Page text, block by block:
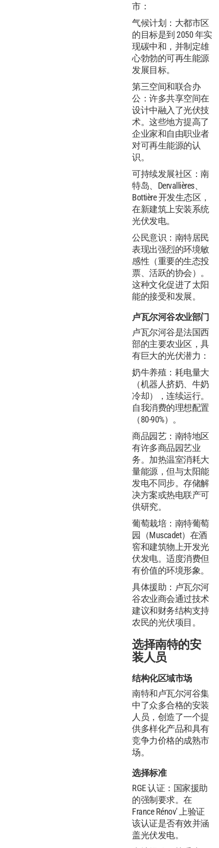
市：
气候计​​划：大都市区
的目标是到 2050 年实
现碳中和，并制定雄
心勃勃的可再生能源
发展目标。
第三空间和联合办
公：许多共享空间在
设计中融入了光伏技
术。这些地方提高了
企业家和自由职业者
对可再生能源的认
识。
可持续发展社区：南
特岛、Dervallières、
Bottière 开发生态区，
在新建筑上安装系统
光伏发电。
公民意识：南特居民
表现出强烈的环境敏
感性（重要的生态投
票、活跃的协会）。
这种文化促进了太阳
能的接受和发展。
卢瓦尔河谷农业部门
卢瓦尔河谷是法国西
部的主要农业区，具
有巨大的光伏潜力：
奶牛养殖：耗电量大
（机器人挤奶、牛奶
冷却），连续运行。
自我消费的理想配置
（80-90%）。
商品园艺：南特地区
有许多商品园艺业
务。加热温室消耗大
量能源，但与太阳能
发电不同步。存储解
决方案或热电联产可
供研究。
葡萄栽培：南特葡萄
园（Muscadet）在酒
窖和建筑物上开发光
伏发电。适度消费但
有价值的环境形象。
具体援助：卢瓦尔河
谷农业商会通过技术
建议和财务结构支持
农民的光伏项目。
选择南特的安
装人员
结构化区域市场
南特和卢瓦尔河谷集
中了众多合格的安装
人员，创造了一个提
供多样化产品和具有
竞争力价格的成熟市
场。
选择标准
RGE 认证：国家援助
的强制要求。在
France Rénov' 上验证
该认证是否有效并涵
盖光伏发电。